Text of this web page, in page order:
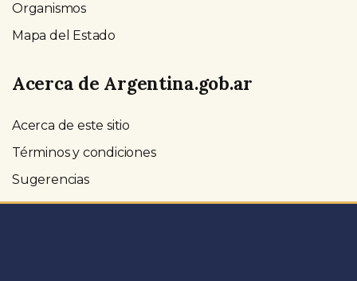
Organismos
Mapa del Estado
Acerca de Argentina.gob.ar
Acerca de este sitio
Términos y condiciones
Sugerencias